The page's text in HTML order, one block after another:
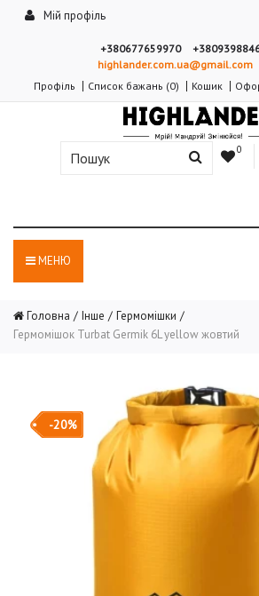
Мій профіль
+380677659970
highlander.com.ua@gmail.com
Профіль
Список бажань (0) Кошик
0
МЕНЮ
Головна Інше
Гермомішки
Гермомішок Turbat Germik 6L yellow жовтий
-20%